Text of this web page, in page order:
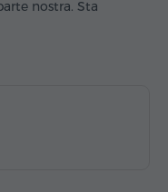
nostra. Sta